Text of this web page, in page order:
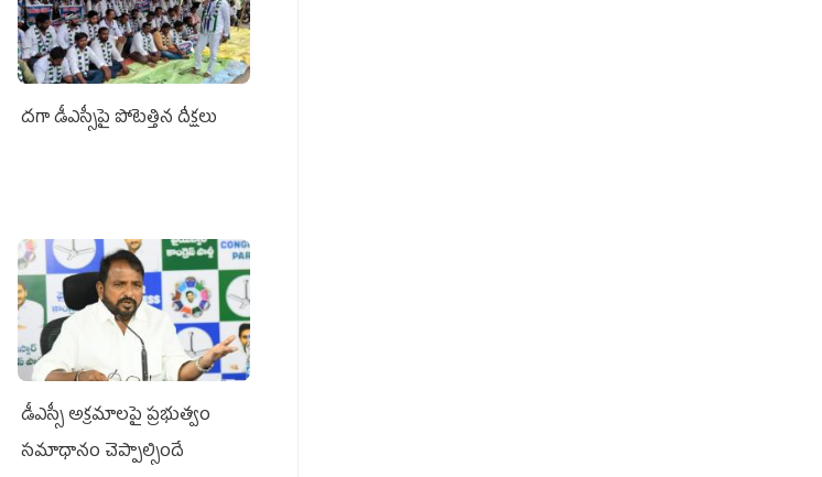
దగా డీఎస్సీపై పోటెత్తిన దీక్షలు
డీఎస్సీ అక్రమాలపై ప్రభుత్వం
సమాధానం చెప్పాల్సిందే